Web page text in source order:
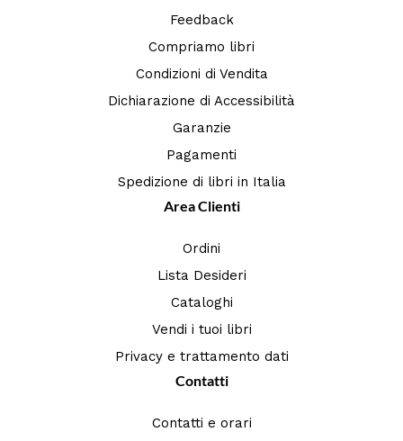
Feedback
Compriamo libri
Condizioni di Vendita
Dichiarazione di Accessibilità
Garanzie
Pagamenti
Spedizione di libri in Italia
Area Clienti
Ordini
Lista Desideri
Cataloghi
Vendi i tuoi libri
Privacy e trattamento dati
Contatti
Contatti e orari